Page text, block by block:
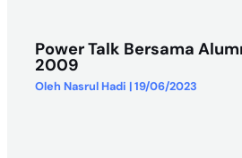
Power Talk Bersama
2009
Oleh Nasrul Hadi |19/06/2023